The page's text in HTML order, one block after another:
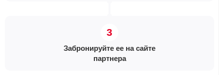
Забронируйте ее на сайте
партнера